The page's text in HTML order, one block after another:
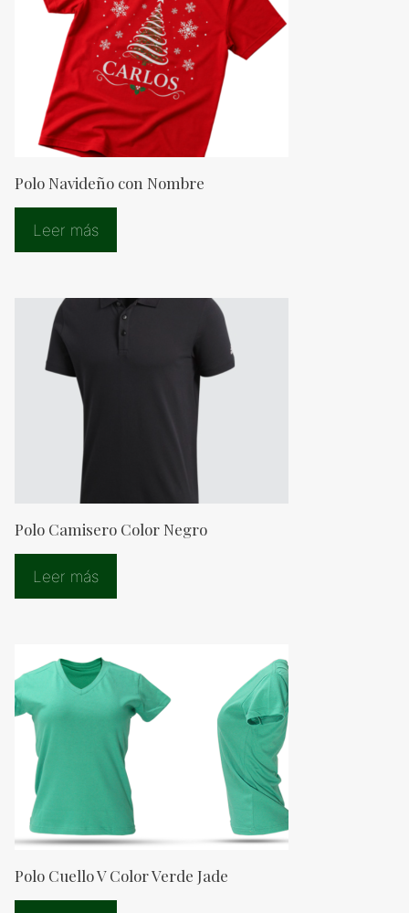
Polo Navideño con Nombre
Leer más
Polo Camisero Color Negro
Leer más
Polo Cuello V Color Verde Jade